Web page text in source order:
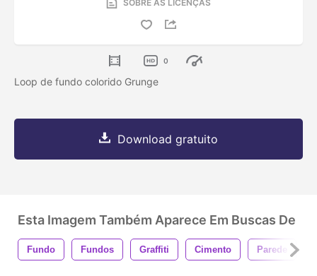
SOBRE AS LICENÇAS
0
Loop de fundo colorido Grunge
Download gratuito
Esta Imagem Também Aparece Em Buscas De
Fundo Fundos Graffiti Cimento Parede